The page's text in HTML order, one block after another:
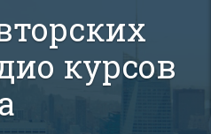
курсов